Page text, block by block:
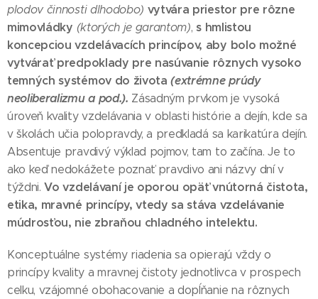
plodov činnosti dlhodobo) vytvára priestor pre rôzne
mimovládky (ktorých je garantom),s hmlistou
koncepciou vzdelávacích princípov, aby bolo možné
vytvárať predpoklady pre nasúvanie rôznych vysoko
temných systémov do života(extrémne prúdy
neoliberalizmu a pod.). Zásadným prvkom je vysoká
úroveň kvality vzdelávania v oblasti histórie a dejín, kde sa
v školách učia polopravdy, a predkladá sa karikatúra dejín.
Absentuje pravdivý výklad pojmov, tam to začína. Je to
ako keď nedokážete poznať pravdivo ani názvy dní v
týždni.Vo vzdelávaní je oporou opäť vnútorná čistota,
etika, mravné princípy, vtedy sa stáva vzdelávanie
múdrosťou, nie zbraňou chladného intelektu.
Konceptuálne systémy riadenia sa opierajú vždy o
princípy kvality a mravnej čistoty jednotlivca v prospech
celku, vzájomné obohacovanie a dopĺňanie na rôznych